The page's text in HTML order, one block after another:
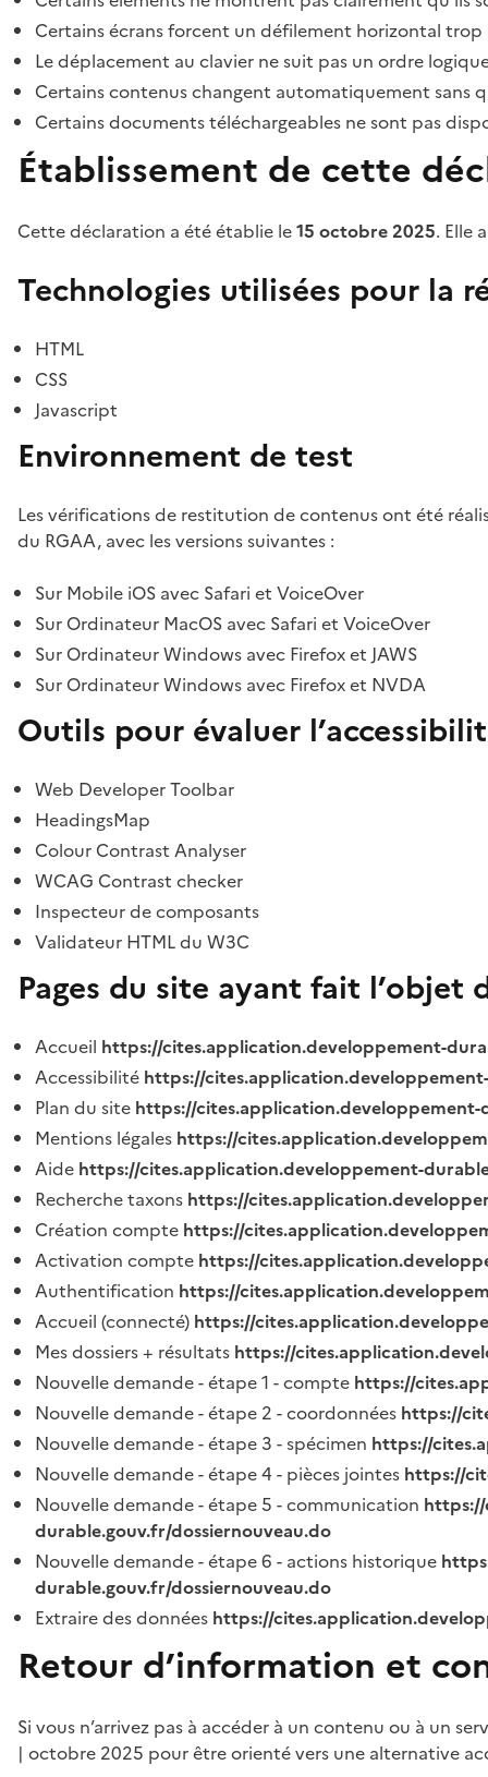
Certains écrans forcent un défilement horizontal
Le déplacement au clavier ne suit pas un ordre
Certains contenus changent automatiquement sans
Certains documents téléchargeables ne sont pas
Établissement de cette
Cette déclaration a été établie le15 octobre 2025. Elle
Technologies utilisées pour la
HTML
CSS
Javascript
Environnement de test
Les vérifications de restitution de contenus ont été
du RGAA, avec les versions suivantes :
Sur Mobile iOS avec Safari et VoiceOver
Sur Ordinateur MacOS avec Safari et VoiceOver
Sur Ordinateur Windows avec Firefox et JAWS
Sur Ordinateur Windows avec Firefox et NVDA
Outils pour évaluer
Web Developer Toolbar
HeadingsMap
Colour Contrast Analyser
WCAG Contrast checker
Inspecteur de composants
Validateur HTML du W3C
Pages du site ayant fait
Accueil https://cites.application.developpement-
Accessibilité https://
Plan du site https://
Mentions légales https://
Aide https://cites.application.developpement-
Recherche taxons https://
Création compte https://
Activation compte https://
Authentification https://
Accueil (connecté) https://
Mes dossiers + résultats https://
Nouvelle demande - étape 1 - compte https://
Nouvelle demande - étape 2 - coordonnées https://
Nouvelle demande - étape 3 - spécimen https://
Nouvelle demande - étape 4 - pièces jointes https://
Nouvelle demande - étape 5 - communication
durable.gouv.fr/dossiernouveau.do
Nouvelle demande - étape 6 - actions historique
durable.gouv.fr/dossiernouveau.do
Extraire des données https://
Retour d’information et
Si vous n’arrivez pas à accéder à un contenu ou à un
| octobre 2025 pour être orienté vers une alternative